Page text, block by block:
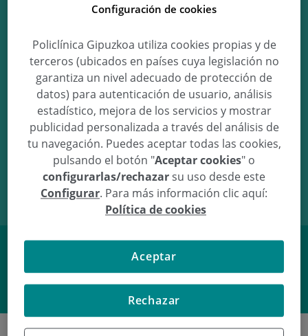
Ongi etorri Iker!
Iker Ibarra Diaz de Ilarraza
18/01/12 12:54 3.91Kg 52cm
Facebook Twitter
Configuración de cookies
Policlínica Gipuzkoa utiliza cookies propias y de
terceros (ubicados en países cuya legislación no
garantiza un nivel adecuado de protección de
datos) para autenticación de usuario, análisis
estadístico, mejora de los servicios y mostrar
publicidad personalizada a través del análisis de
tu navegación. Puedes aceptar todas las cookies,
pulsando el botón "Aceptar cookies" o
configurarlas/rechazarsu uso desde este
Configurar. Para más información clic aquí:
Política de cookies
Rechazar
Aceptar